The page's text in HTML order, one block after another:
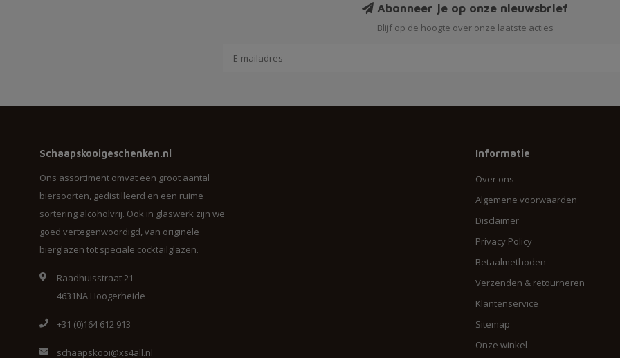
Abonneer je op onze nieuwsbrief
Blijf op de hoogte over onze laatste acties
Schaapskooigeschenken.nl
Ons assortiment omvat een groot aantal
biersoorten, gedistilleerd en een ruime
sortering alcoholvrij. Ook in glaswerk zijn we
goed vertegenwoordigd, van originele
bierglazen tot speciale cocktailglazen.
Raadhuisstraat 21
4631NA Hoogerheide
+31 (0)164 612 913
schaapskooi@xs4all.nl
Informatie
Over ons
Algemene voorwaarden
Disclaimer
Privacy Policy
Betaalmethoden
Verzenden & retourneren
Klantenservice
Sitemap
Onze winkel